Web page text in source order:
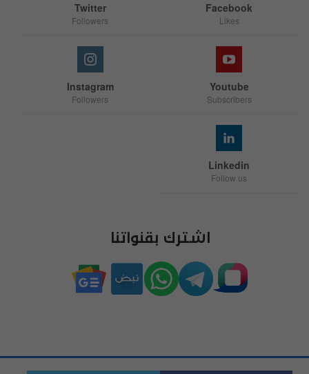
Facebook
Likes
Twitter
Followers
Youtube
Subscribers
Instagram
Followers
Linkedin
Follow us
اشترك بقنواتنا